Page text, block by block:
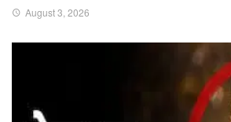
August 3, 2026